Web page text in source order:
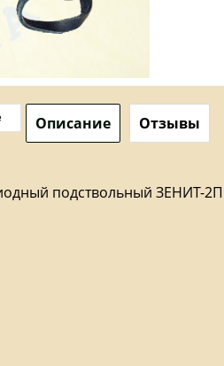
Описание Отзывы
подствольный ЗЕНИТ-